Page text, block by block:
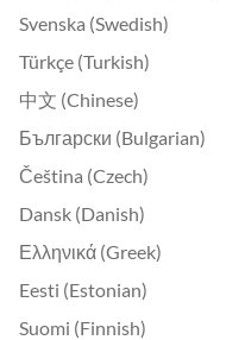
Svenska (Swedish)
Türkçe (Turkish)
中文 (Chinese)
Български (Bulgarian)
Čeština (Czech)
Dansk (Danish)
Ελληνικά (Greek)
Eesti (Estonian)
Suomi (Finnish)